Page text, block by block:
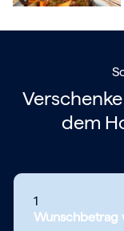
dem
1
Wunschbetrag